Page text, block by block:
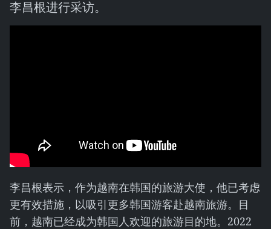
李昌根进行采访。
李昌根表示，作为越南在韩国的旅游大使，他已考虑
更有效措施，以吸引更多韩国游客赴越南旅游。目
前，越南已经成为韩国人欢迎的旅游目的地。2022